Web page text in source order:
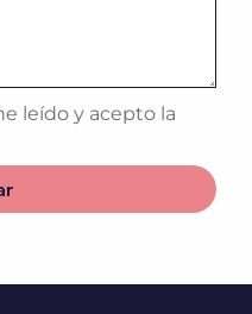
leído y acepto la